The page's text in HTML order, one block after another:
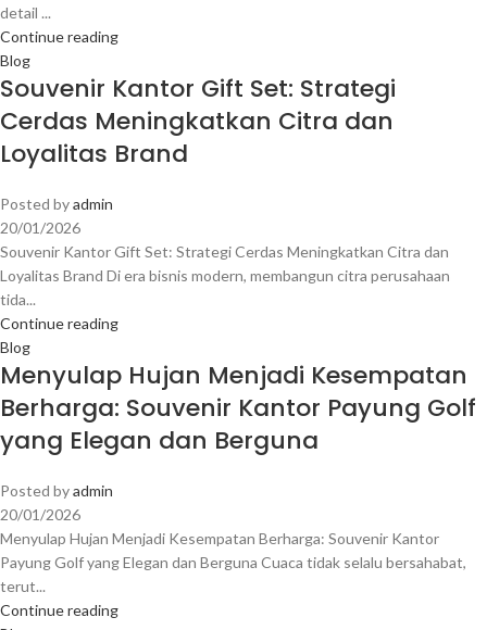
detail ...
Continue reading
Blog
Souvenir Kantor Gift Set: Strategi
Cerdas Meningkatkan Citra dan
Loyalitas Brand
Posted byadmin
20/01/2026
Souvenir Kantor Gift Set: Strategi Cerdas Meningkatkan Citra dan
Loyalitas Brand Di era bisnis modern, membangun citra perusahaan
tida...
Continue reading
Blog
Menyulap Hujan Menjadi Kesempatan
Berharga: Souvenir Kantor Payung Golf
yang Elegan dan Berguna
Posted byadmin
20/01/2026
Menyulap Hujan Menjadi Kesempatan Berharga: Souvenir Kantor
Payung Golf yang Elegan dan Berguna Cuaca tidak selalu bersahabat,
terut...
Continue reading